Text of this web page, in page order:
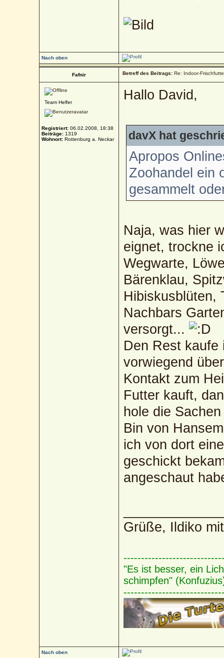
Nach oben
Fafnir Betreff des Beitrags: Re: Indoor-
Team Helfer
Registriert: 06.02.2008, 18:38
Beiträge: 1319
Wohnort: Rottenburg a. Neckar
Hallo David,
davX hat
Apropos
Zoohandel ein
gesammelt
Naja, was hier
eignet, trockne
Wegwarte,
Bärenklau,
Hibiskusblüten,
Nachbars
versorgt...
Den Rest
vorwiegend
Kontakt zum
Futter kauft,
hole die
Bin von
ich von dort
geschickt
angeschaut
Grüße, Ildiko
"Es ist besser, ein
schimpfen"
Nach oben